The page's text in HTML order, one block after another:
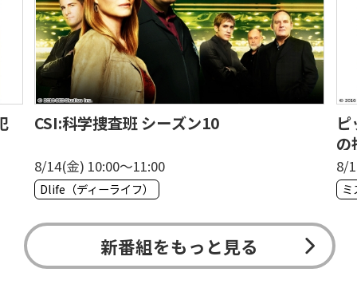
CSI:科学捜査班 シーズン10
8/14(金) 10:00〜11:00
Dlife（ディーライフ）
の
8/
新番組をもっと見る